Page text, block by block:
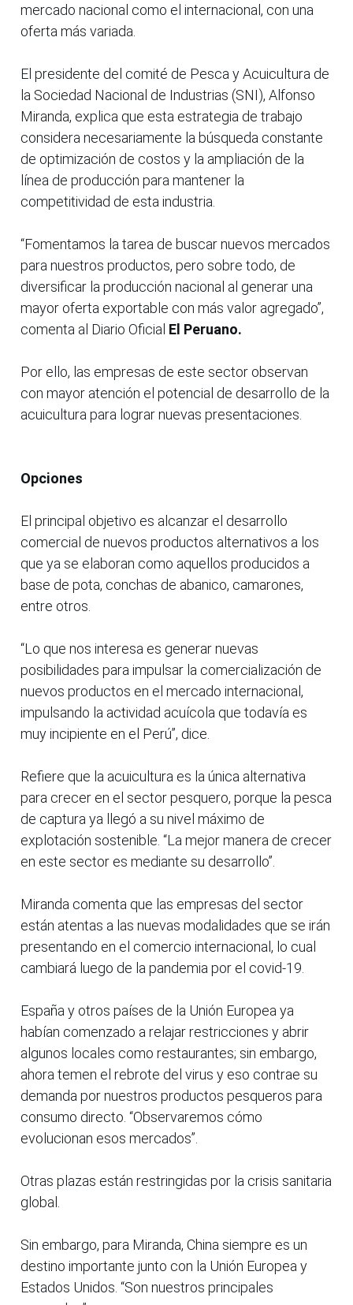
mercado nacional como el internacional, con una
oferta más variada.
El presidente del comité de Pesca y Acuicultura de
la Sociedad Nacional de Industrias (SNI), Alfonso
Miranda, explica que esta estrategia de trabajo
considera necesariamente la búsqueda constante
de optimización de costos y la ampliación de la
línea de producción para mantener la
competitividad de esta industria.
“Fomentamos la tarea de buscar nuevos mercados
para nuestros productos, pero sobre todo, de
diversificar la producción nacional al generar una
mayor oferta exportable con más valor agregado”,
comenta al Diario Oficial El Peruano.
Por ello, las empresas de este sector observan
con mayor atención el potencial de desarrollo de la
acuicultura para lograr nuevas presentaciones.
Opciones
El principal objetivo es alcanzar el desarrollo
comercial de nuevos productos alternativos a los
que ya se elaboran como aquellos producidos a
base de pota, conchas de abanico, camarones,
entre otros.
“Lo que nos interesa es generar nuevas
posibilidades para impulsar la comercialización de
nuevos productos en el mercado internacional,
impulsando la actividad acuícola que todavía es
muy incipiente en el Perú”, dice.
Refiere que la acuicultura es la única alternativa
para crecer en el sector pesquero, porque la pesca
de captura ya llegó a su nivel máximo de
explotación sostenible. “La mejor manera de crecer
en este sector es mediante su desarrollo”.
Miranda comenta que las empresas del sector
están atentas a las nuevas modalidades que se irán
presentando en el comercio internacional, lo cual
cambiará luego de la pandemia por el covid-19.
España y otros países de la Unión Europea ya
habían comenzado a relajar restricciones y abrir
algunos locales como restaurantes; sin embargo,
ahora temen el rebrote del virus y eso contrae su
demanda por nuestros productos pesqueros para
consumo directo. “Observaremos cómo
evolucionan esos mercados”.
Otras plazas están restringidas por la crisis sanitaria
global.
Sin embargo, para Miranda, China siempre es un
destino importante junto con la Unión Europea y
Estados Unidos. “Son nuestros principales